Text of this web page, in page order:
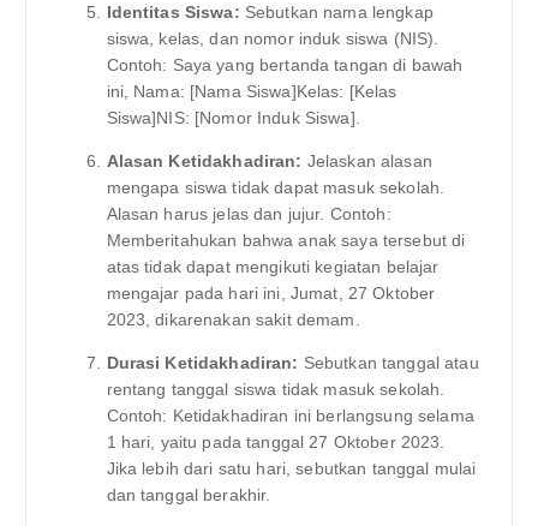
Identitas Siswa: Sebutkan nama lengkap
siswa, kelas, dan nomor induk siswa (NIS).
Contoh: Saya yang bertanda tangan di bawah
ini, Nama: [Nama Siswa]Kelas: [Kelas
Siswa]NIS: [Nomor Induk Siswa].
Alasan Ketidakhadiran: Jelaskan alasan
mengapa siswa tidak dapat masuk sekolah.
Alasan harus jelas dan jujur. Contoh:
Memberitahukan bahwa anak saya tersebut di
atas tidak dapat mengikuti kegiatan belajar
mengajar pada hari ini, Jumat, 27 Oktober
2023, dikarenakan sakit demam.
Durasi Ketidakhadiran: Sebutkan tanggal atau
rentang tanggal siswa tidak masuk sekolah.
Contoh: Ketidakhadiran ini berlangsung selama
1 hari, yaitu pada tanggal 27 Oktober 2023.
Jika lebih dari satu hari, sebutkan tanggal mulai
dan tanggal berakhir.